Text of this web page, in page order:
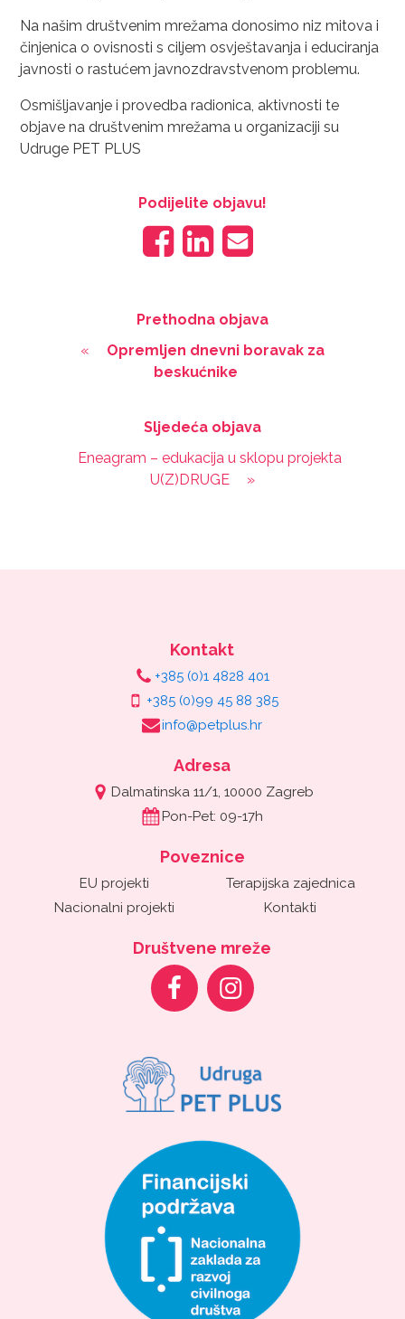
Na našim društvenim mrežama donosimo niz mitova i
činjenica o ovisnosti s ciljem osvještavanja i educiranja
javnosti o rastućem javnozdravstvenom problemu.
Osmišljavanje i provedba radionica, aktivnosti te
objave na društvenim mrežama u organizaciji su
Udruge PET PLUS
Podijelite objavu!
Prethodna objava
«
Opremljen dnevni boravak za
beskućnike
Sljedeća objava
Eneagram – edukacija u sklopu projekta
U(Z)DRUGE
»
Kontakt
+385 (0)1 4828 401
+385 (0)99 45 88 385
info@petplus.hr
Adresa
Dalmatinska 11/1, 10000 Zagreb
Pon-Pet: 09-17h
Poveznice
EU projekti
Nacionalni projekti
Terapijska zajednica
Kontakti
Društvene mreže